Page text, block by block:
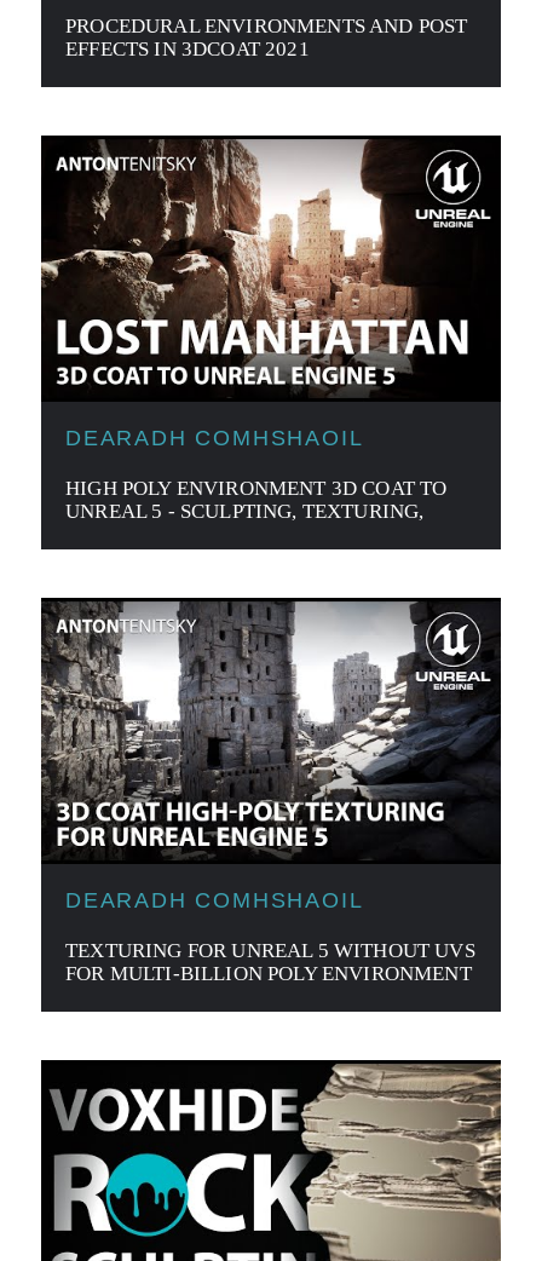
PROCEDURAL ENVIRONMENTS AND POST
EFFECTS IN 3DCOAT 2021
DEARADH COMHSHAOIL
HIGH POLY ENVIRONMENT 3D COAT TO
UNREAL 5 - SCULPTING, TEXTURING,
DEARADH COMHSHAOIL
TEXTURING FOR UNREAL 5 WITHOUT UVS
FOR MULTI-BILLION POLY ENVIRONMENT